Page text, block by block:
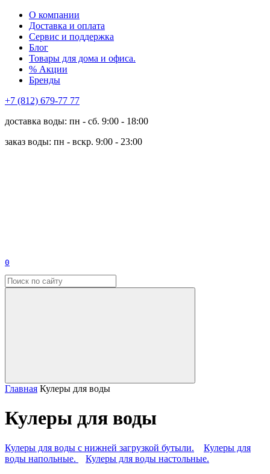
О компании
Доставка и оплата
Сервис и поддержка
Блог
Товары для дома и офиса.
% Акции
Бренды
+7 (812) 679-77 77
доставка воды: пн - сб. 9:00 - 18:00
заказ воды: пн - вскр. 9:00 - 23:00
0
Главная Кулеры для воды
Кулеры для воды
Кулеры для воды с нижней загрузкой бутыли.
Кулеры для
воды напольные.
Кулеры для воды настольные.